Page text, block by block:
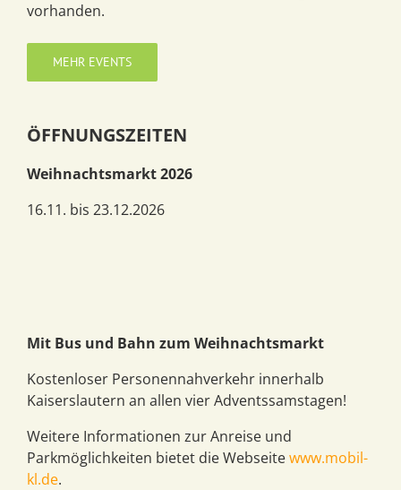
vorhanden.
MEHR EVENTS
ÖFFNUNGSZEITEN
Weihnachtsmarkt 2026
16.11. bis 23.12.2026
Mit Bus und Bahn zum Weihnachtsmarkt
Kostenloser Personennahverkehr innerhalb
Kaiserslautern an allen vier Adventssamstagen!
Weitere Informationen zur Anreise und
Parkmöglichkeiten bietet die Webseitewww.mobil-
kl.de.